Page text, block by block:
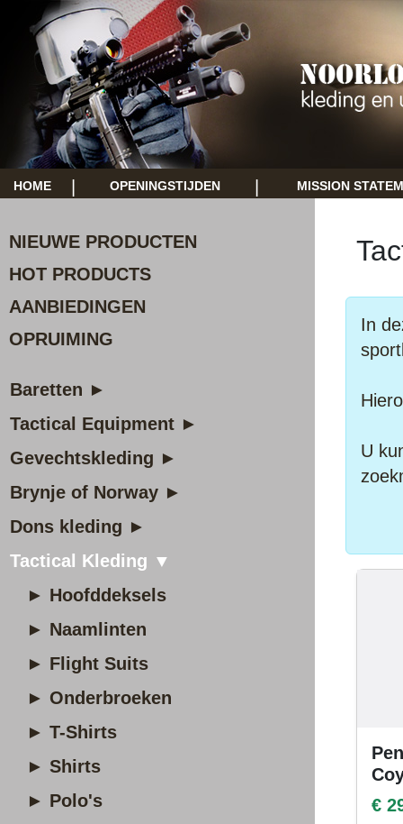
HOME OPENINGSTIJDEN MISSION
NIEUWE PRODUCTEN
HOT PRODUCTS
AANBIEDINGEN
OPRUIMING
Baretten ►
Tactical Equipment ►
Gevechtskleding ►
Brynje of Norway ►
Dons kleding ►
Tactical Kleding ▼
► Hoofddeksels
► Naamlinten
► Flight Suits
► Onderbroeken
► T-Shirts
► Shirts
► Polo's
In
U
€